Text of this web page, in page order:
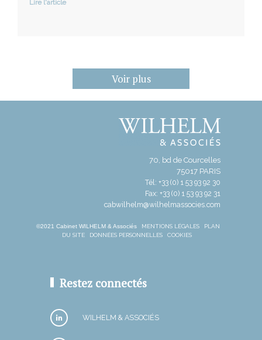
Lire l'article
Voir plus
70, bd de Courcelles
75017 PARIS
Tél: +33 (0) 1 53 93 92 30
Fax: +33 (0) 1 53 93 92 31
cabwilhelm@wilhelmassocies.com
©2021 Cabinet WILHELM & Associés MENTIONS LÉGALES
PLAN
DU SITE
DONNÉES PERSONNELLES COOKIES
Restez connectés
WILHELM & ASSOCIÉS